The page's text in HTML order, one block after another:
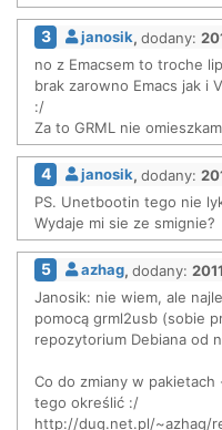
3 janosik ,dodany:
no z Emacsem to troche
brak zarowno Emacs jak i
:/
Za to GRML nie
4 janosik ,dodany:
PS. Unetbootin tego nie
Wydaje mi sie ze smignie?
5 azhag ,dodany:
Janosik: nie wiem, ale
pomocą grml2usb (sobie
repozytorium Debiana od
Co do zmiany w
tego określić :/
http://dug.net.pl/~azhag/